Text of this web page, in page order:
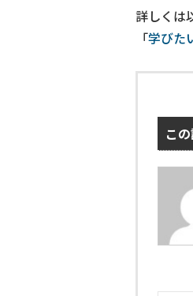
詳しくは
「学びた
こ